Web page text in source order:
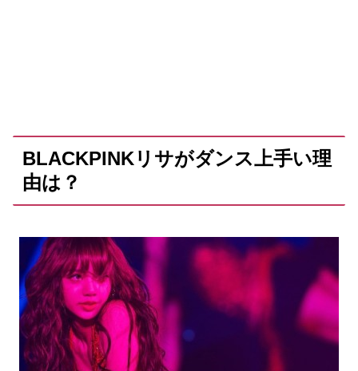
BLACKPINKリサがダンス上手い理
由は？